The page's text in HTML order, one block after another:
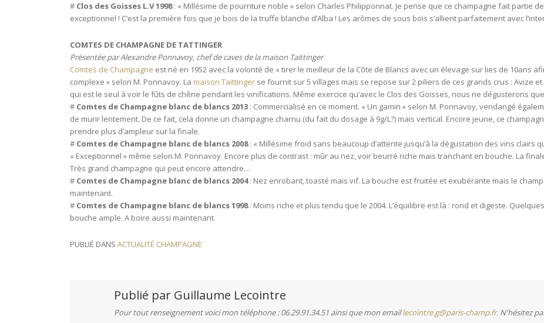
# Clos des Goisses L.V 1998: « Millésime de pourriture noble » selon Charles Philipponnat. Je pense que ce champagne fait partie
exceptionnel ! C’est la première fois que je bois de la truffe blanche d’Alba ! Les arômes de sous bois s’allient parfaitement avec
COMTES DE CHAMPAGNE DE TATTINGER
Présentée par Alexandre Ponnavoy, chef de caves de la maison Taittinger
Comtes de Champagne est né en 1952 avec la volonté de « tirer le meilleur de la Côte de Blancs avec un élevage sur lies de 10ans
complexe » selon M. Ponnavoy. La maison Taittinger se fournit sur 5 villages mais se repose sur 2 piliers de ces grands crus : Avize
qui est le seul à voir le fûts de chêne pendant les vinifications. Même exercice qu’avec le Clos des Goisses, nous ne dégusterons
# Comtes de Champagne blanc de blancs 2013 : Commercialisé en ce moment. « Un gamin » selon M. Ponnavoy, vendangé
de murir lentement. De ce fait, cela donne un champagne charnu (du fait du dosage à 9g/L?) mais vertical. Encore jeune, ce
prendre plus d’ampleur sur la finale.
# Comtes de Champagne blanc de blancs 2008: « Millésime froid sans beaucoup d’attente jusqu’à la dégustation des vins clairs
« Exceptionnel » même selon M. Ponnavoy. Encore plus de contrast : mûr au nez, voir beurré riche mais tranchant en bouche. La
Très grand champagne qui peut encore attendre…
# Comtes de Champagne blanc de blancs 2004: Nez enrobant, toasté mais vif. La bouche est fruitée et exubérante mais le
maintenant.
# Comtes de Champagne blanc de blancs 1998: Moins riche et plus tendu que le 2004. L’équilibre est là : rond et digeste.
bouche ample. A boire aussi maintenant.
PUBLIÉ DANS ACTUALITÉ CHAMPAGNE
Publié par Guillaume Lecointre
Pour tout renseignement voici mon téléphone : 06.29.91.34.51 ainsi que mon emaillecointre.g@paris-champ.fr. N'hésitez